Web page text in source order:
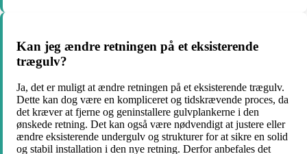
Kan jeg ændre retningen på et eksisterende
trægulv?
Ja, det er muligt at ændre retningen på et eksisterende trægulv.
Dette kan dog være en kompliceret og tidskrævende proces, da
det kræver at fjerne og geninstallere gulvplankerne i den
ønskede retning. Det kan også være nødvendigt at justere eller
ændre eksisterende undergulv og strukturer for at sikre en solid
og stabil installation i den nye retning. Derfor anbefales det